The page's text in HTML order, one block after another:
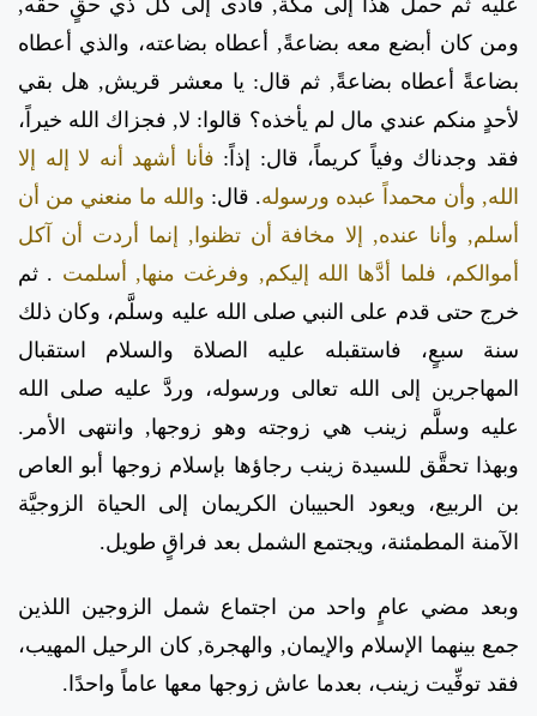
ومن كان أبضع معه بضاعةً, أعطاه بضاعته، والذي أعطاه
بضاعةً أعطاه بضاعةً, ثم قال: يا معشر قريش, هل بقي
لأحدٍ منكم عندي مال لم يأخذه؟ قالوا: لا, فجزاك الله خيراً،
فقد وجدناك وفياً كريماً، قال: إذاً: فأنا أشهد أنه لا إله إلا
الله, وأن محمداً عبده ورسوله. قال: والله ما منعني من أن
أسلم, وأنا عنده, إلا مخافة أن تظنوا, إنما أردت أن آكل
أموالكم، فلما أدَّها الله إليكم, وفرغت منها, أسلمت . ثم
خرج حتى قدم على النبي صلى الله عليه وسلَّم، وكان ذلك
سنة سبعٍ، فاستقبله عليه الصلاة والسلام استقبال
المهاجرين إلى الله تعالى ورسوله، وردَّ عليه صلى الله
عليه وسلَّم زينب هي زوجته وهو زوجها, وانتهى الأمر.
وبهذا تحقَّق للسيدة زينب رجاؤها بإسلام زوجها أبو العاص
بن الربيع، ويعود الحبيبان الكريمان إلى الحياة الزوجيَّة
الآمنة المطمئنة، ويجتمع الشمل بعد فراقٍ طويل.
وبعد مضي عامٍ واحد من اجتماع شمل الزوجين اللذين
جمع بينهما الإسلام والإيمان, والهجرة, كان الرحيل المهيب،
فقد توفِّيت زينب، بعدما عاش زوجها معها عاماً واحدًا.